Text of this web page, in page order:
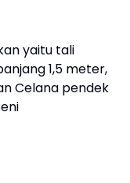
yaitu tali
1,5 meter,
Celana pendek